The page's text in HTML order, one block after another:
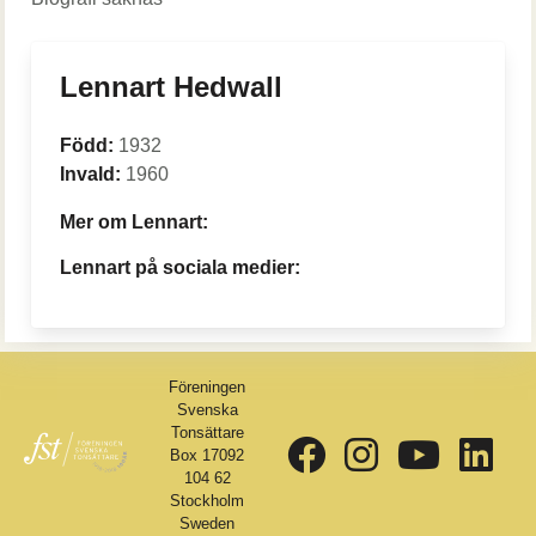
Lennart Hedwall
Född: 1932
Invald: 1960
Mer om Lennart:
Lennart på sociala medier:
Föreningen
Svenska
Tonsättare
Box 17092
104 62
Stockholm
Sweden